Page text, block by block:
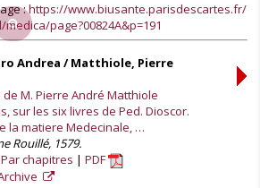
:https://www.biusante.parisdescartes.fr/
page?00824A&p=191
Andrea / Matthiole, Pierre
M. Pierre André Matthiole
sur les six livres de Ped. Dioscor.
la matiere Medecinale, …
Rouillé, 1579.
Par chapitres
PDF